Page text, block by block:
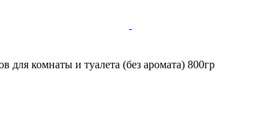
для комнаты и туалета (без аромата) 800гр